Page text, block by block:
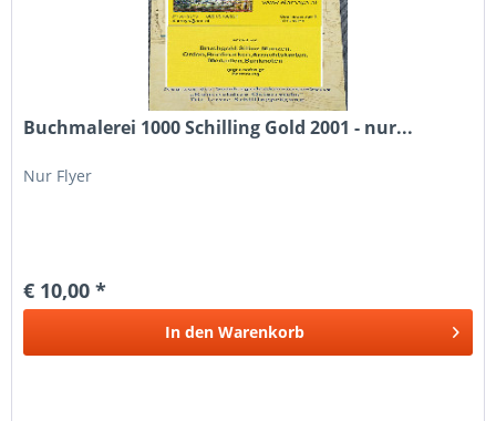
Buchmalerei 1000 Schilling Gold 2001 - nur...
Nur Flyer
€ 10,00 *
In den Warenkorb